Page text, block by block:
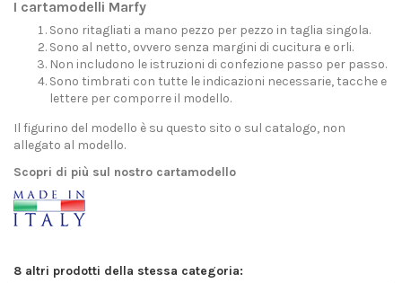
I cartamodelli Marfy
Sono ritagliati a mano pezzo per pezzo in taglia singola.
Sono al netto, ovvero senza margini di cucitura e orli.
Non includono le istruzioni di confezione passo per passo.
Sono timbrati con tutte le indicazioni necessarie, tacche e
lettere per comporre il modello.
Il figurino del modello è su questo sito o sul catalogo, non
allegato al modello.
Scopri di più sul nostro cartamodello
8 altri prodotti della stessa categoria: